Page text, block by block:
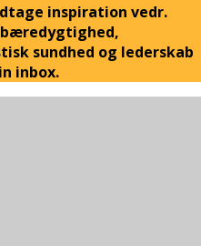
inspiration vedr.
sundhed og lederskab
inbox.